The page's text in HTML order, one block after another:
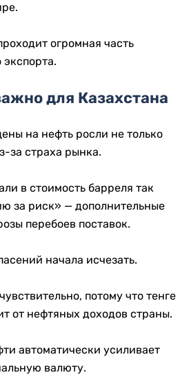
огромная часть
для Казахстана
на нефть росли не только
за страха рынка.
в стоимость барреля так
за риск» — дополнительные
перебоев поставок.
начала исчезать.
потому что тенге
от нефтяных доходов страны.
автоматически усиливает
валюту.